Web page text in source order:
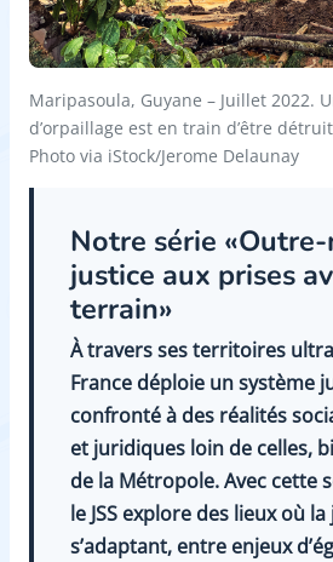
Maripasoula, Guyane – Juillet 2022.
d’orpaillage est en train d’être
Photo via iStock/Jerome Delaunay
Notre série
justice aux prises
terrain»
À travers ses territoires
France déploie un système
confronté à des réalités
et juridiques loin de celles,
de la Métropole. Avec cette
le JSS explore des lieux où
s’adaptant, entre enjeux